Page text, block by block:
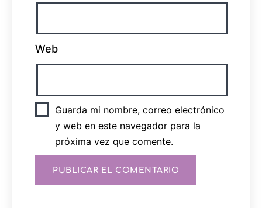
Web
Guarda mi nombre, correo electrónico
y web en este navegador para la
próxima vez que comente.